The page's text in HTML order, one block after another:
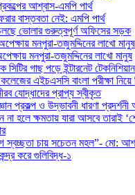
আশ্বাস-এমপি পার্থ
বাস্তবতা নেই: এমপি পার্থ
ভোলার গুরুত্বপূর্ণ অফিসের সড়ক
মনপুরা-তজুমদ্দিনের লাখো মানুষ
মনপুরা-তজুমদ্দিনের লাখো মানুষ
গাছ পড়ে ইন্টারনেট
এইচএসসি বাংলা পরীক্ষা
যোদ্ধাদের প্রাপ্য স্বীকৃত
প্রকল্প ও উদ্ভাবনী ধারণা প্রদর্শনী
হলে ক্ষমতায় যারা আসবে তারাই
স্বচ্ছতা চায় সচেতন মহল”- মো:
করে গুলিবিদ্ধ-১